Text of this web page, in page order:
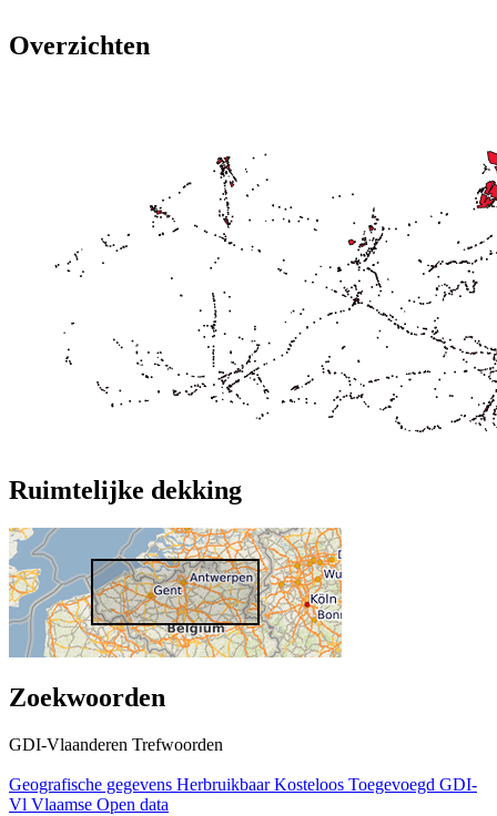
Overzichten
Ruimtelijke dekking
Zoekwoorden
GDI-Vlaanderen Trefwoorden
Geografische gegevens Herbruikbaar Kosteloos Toegevoegd GDI-
Vl Vlaamse Open data